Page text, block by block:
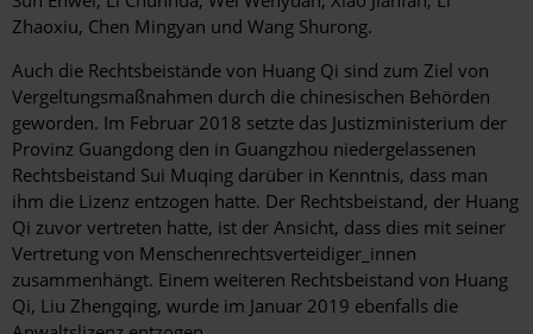
Zhaoxiu, Chen Mingyan und Wang Shurong.
Auch die Rechtsbeistände von Huang Qi sind zum Ziel von
Vergeltungsmaßnahmen durch die chinesischen Behörden
geworden. Im Februar 2018 setzte das Justizministerium der
Provinz Guangdong den in Guangzhou niedergelassenen
Rechtsbeistand Sui Muqing darüber in Kenntnis, dass man
ihm die Lizenz entzogen hatte. Der Rechtsbeistand, der Huang
Qi zuvor vertreten hatte, ist der Ansicht, dass dies mit seiner
Vertretung von Menschenrechtsverteidiger_innen
zusammenhängt. Einem weiteren Rechtsbeistand von Huang
Qi, Liu Zhengqing, wurde im Januar 2019 ebenfalls die